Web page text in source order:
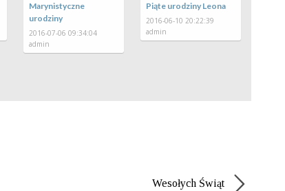
Urodziny koszykarza
2016-07-20 07:52:42
admin
Marynistyczne
urodziny
admin
Wesołych Świąt